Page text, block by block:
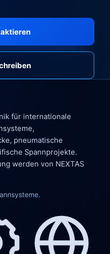
für internationale
pneumatische
Spannprojekte.
werden von NEXTAS